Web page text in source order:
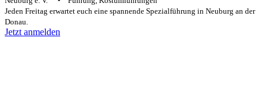
Jeden Freitag erwartet euch eine spannende Spezialführung in Neuburg an der
Donau.
Jetzt anmelden